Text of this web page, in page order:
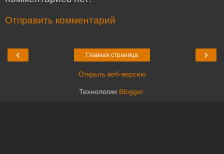
Отправить комментарий
‹ ›
Главная страница
Открыть веб-версию
Технологии Blogger.